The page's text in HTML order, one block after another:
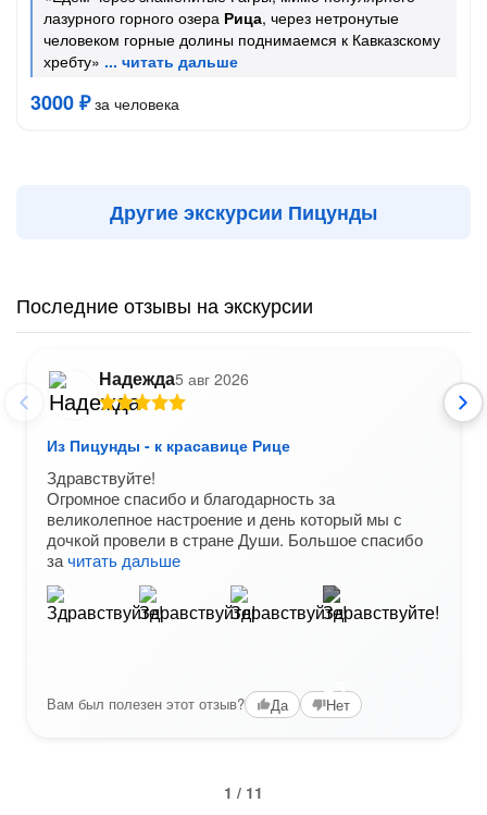
лазурного горного озера Рица, через нетронутые
человеком горные долины поднимаемся к Кавказскому
хребту»
3000 ₽за человека
Другие экскурсии Пицунды
Последние отзывы на экскурсии
Надежда5 авг 2026
Из Пицунды - к красавице Рице
Здравствуйте!
Огромное спасибо и благодарность за
великолепное настроение и день который мы с
дочкой провели в стране Души. Большое спасибо
зачитать дальше
+5
Вам был полезен этот отзыв? Да Нет
1 / 11